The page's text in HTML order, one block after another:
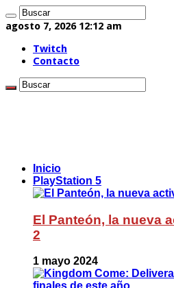
agosto 7, 2026 12:12 am
Twitch
Contacto
Inicio
PlayStation 5
El Panteón, la nueva
2
1 mayo 2024